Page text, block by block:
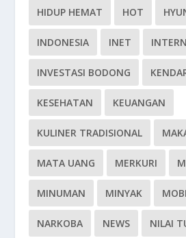
HIDUP HEMAT HOT
INDONESIA INET
INVESTASI BODONG
KESEHATAN KEUANGAN
KULINER TRADISIONAL
MATA UANG MERKURI
MINUMAN MINYAK
NARKOBA NEWS NILAI